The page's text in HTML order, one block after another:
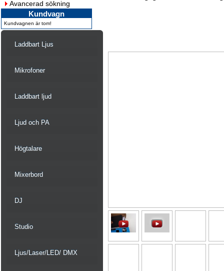
Avancerad sökning
Kundvagn
Kundvagnen är tom!
Laddbart Ljus
Mikrofoner
Laddbart ljud
Ljud och PA
Högtalare
Mixerbord
DJ
Studio
Ljus/Laser/LED/ DMX